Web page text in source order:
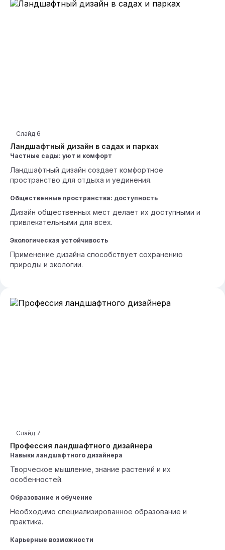
Ландшафтный дизайн в садах и парках
Слайд 6
Частные сады: уют и комфорт
Ландшафтный дизайн создает комфортное
пространство для отдыха и уединения.
Общественные пространства: доступность
Дизайн общественных мест делает их доступными и
привлекательными для всех.
Экологическая устойчивость
Применение дизайна способствует сохранению
природы и экологии.
Профессия ландшафтного дизайнера
Слайд 7
Навыки ландшафтного дизайнера
Творческое мышление, знание растений и их
особенностей.
Образование и обучение
Необходимо специализированное образование и
практика.
Карьерные возможности